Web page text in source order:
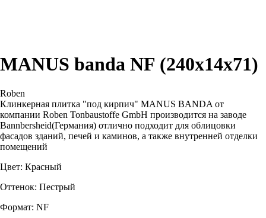
MANUS banda NF (240x14x71)
Roben
Клинкерная плитка "под кирпич" MANUS BANDA от
компании Roben Tonbaustoffe GmbH производится на заводе
Bannbersheid(Германия) отлично подходит для облицовки
фасадов зданий, печей и каминов, а также внутренней отделки
помещений
Цвет: Красный
Оттенок: Пестрый
Формат: NF